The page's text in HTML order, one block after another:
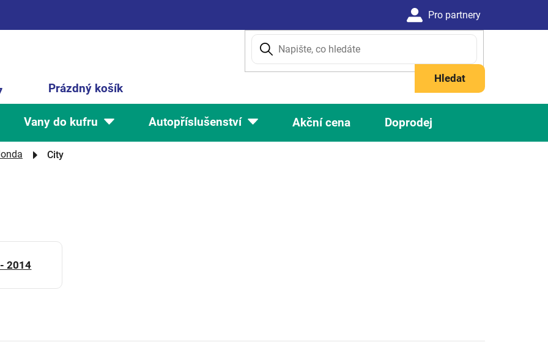
Hledat
Nákupní
košík
Prázdný košík
Vany do kufru Autopříslušenství Akční cena Doprodej
City
2014